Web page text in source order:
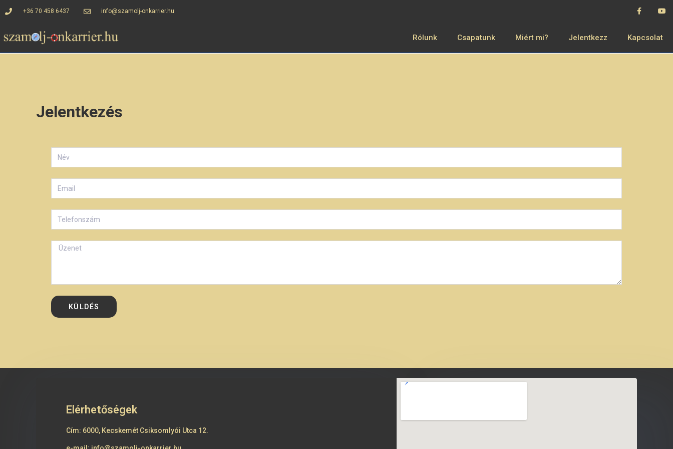
+36 70 458 6437 info@szamolj-onkarrier.hu
Rólunk Csapatunk Miért mi? Jelentkezz Kapcsolat
Jelentkezés
KÜLDÉS
Elérhetőségek
Cím: 6000, Kecskemét Csiksomlyói Utca 12.